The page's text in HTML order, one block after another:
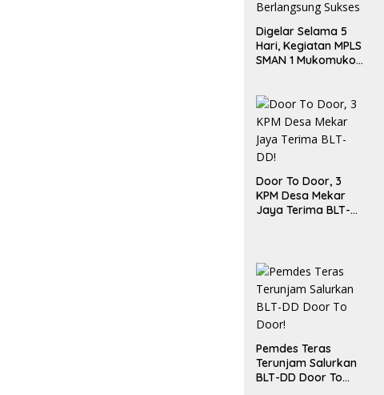
Digelar Selama 5
Hari, Kegiatan MPLS
SMAN 1 Mukomuko
Door To Door, 3
KPM Desa Mekar
Jaya Terima BLT-
Pemdes Teras
Terunjam Salurkan
BLT-DD Door To